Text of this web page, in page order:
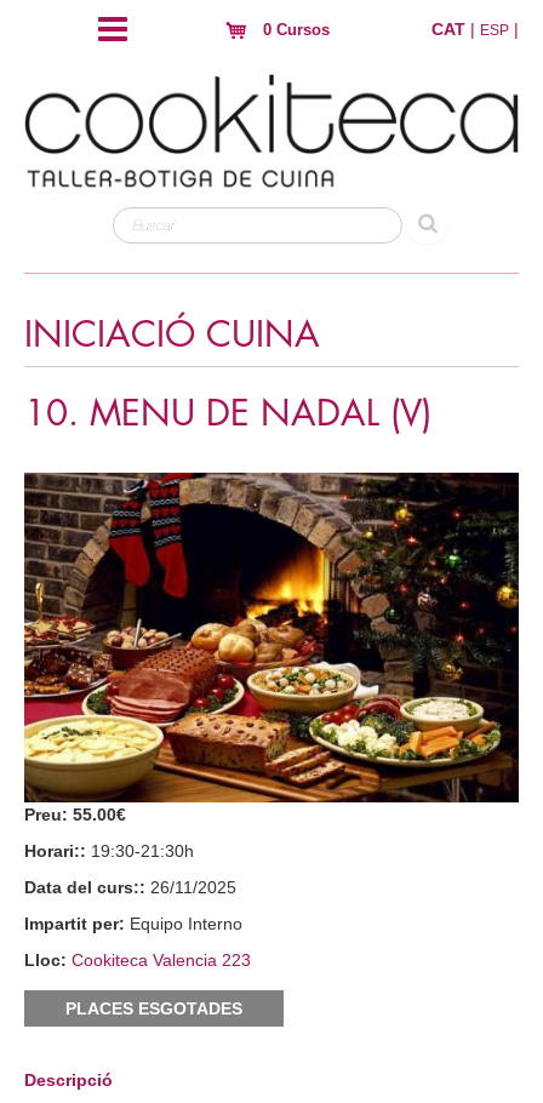
0 Cursos CAT | ESP |
INICIACIÓ CUINA
10. MENU DE NADAL (V)
Preu: 55.00€
Horari:: 19:30-21:30h
Data del curs:: 26/11/2025
Impartit per: Equipo Interno
Lloc: Cookiteca Valencia 223
PLACES ESGOTADES
Descripció